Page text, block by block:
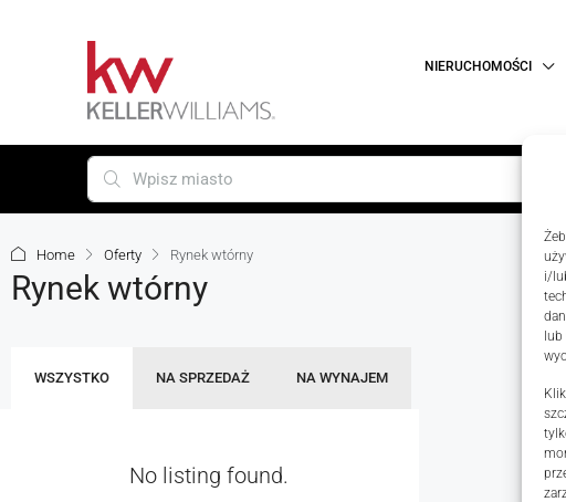
i/
NIERUCHOMOŚCI
Home Oferty Rynek wtórny
Rynek wtórny
WSZYSTKO NA SPRZEDAŻ NA WYNAJEM
No listing found.